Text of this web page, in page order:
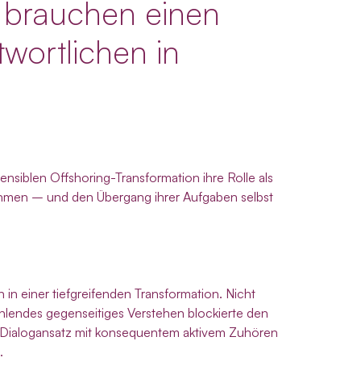
einen
in
Offshoring-Transformation ihre Rolle als
– und den Übergang ihrer Aufgaben selbst
in einer tiefgreifenden Transformation. Nicht
gegenseitiges Verstehen blockierte den
mit konsequentem aktivem Zuhören